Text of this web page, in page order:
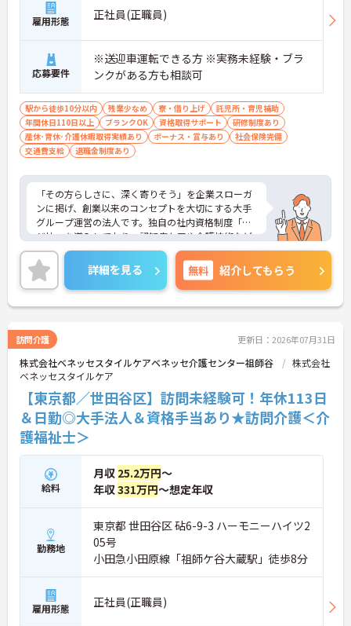
資格制度があり、認定ごとに月給が1万円加算され
ます
・等級や入社年数を問わず年1回の認定機会に挑戦
できる仕組みにより、高いモチベーションを維持し
て成長できます
【夜勤なし・日勤のみの勤務で、勉強やプライベー
トとの両立が可能です】
・デイサービスのため夜勤業務がなく、規則正しい
生活リズムを保ちながら無理なく働けます。また機
能訓練をメインとしており、身体的負担の大きい入
・土日と年末年始が定休日の固定休みとなっている
ため、資格取得に向けた勉強時間やプライベートの
予定も確保しやすい環境です
雇用形態 正社員(正職員)
応募要件
※送迎車運転できる方 ※実務未経験・ブラ
ンクがある方も相談可
駅から徒歩10分以内 残業少なめ 寮・借り上げ
託児所・育児補助
年間休日110日以上
ブランクOK 資格取得サポート
研修制度あり
産休･育休･介護休暇取得実績あり
ボーナス・賞与あり
社会保険完備
交通費支給
退職金制度あり
「その方らしさに、深く寄りそう」を企業スローガ
ンに掲げ、創業以来のコンセプトを大切にする大手
グループ運営の法人です。独自の社内資格制度「マ
ジ神」を導入しており、認知症ケアや介護技術など
4領域での認定ごとに月給が加算される仕組みによ
り、現場での実践力が確かな収入アップに直結しま
す。教育面では、全スタッフを対象とした段階的な
入社研修や、配属後の先輩社員とのダブルシフトに
よる丁寧な実務サポート体制を構築しています。ま
となり、身体的負担の大きい入浴や食事の介助業務
はありません。土日と年末年始が定休日のため予定
が立てやすいほか、前期・後期の特別休暇など独自
の休暇制度も整備されています。大手ならではの安
定した福利厚生のもと、専門職として着実に成長し
ていける環境です。
★おすすめPOINT★
【大手グループの安定した経営基盤のもとで長く働
・全国に多数拠点を展開する規模の大きさと充実し
た福利厚生により、将来を見据えた働き方が可能で
・65歳定年制と75歳までの再雇用制度を設けてお
り、長期的な視点でキャリアを築ける体制が整って
います
【独自の専門資格制度により確かなお給料アップが
期待できます】
・介護技術や医療連携などの4領域を評価する社内
資格制度があり、認定ごとに月給が1万円加算され
詳細を見る 無料 紹介してもらう
訪問介護 更新日：2026年07月31日
株式会社ベネッセスタイルケアベネッセ介護センター祖師谷
株式会社
ベネッセスタイルケア
【東京都／世田谷区】訪問未経験可！年休113日
＆日勤◎大手法人＆資格手当あり★訪問介護＜介
護福祉士＞
給料
月収 25.2万円～
年収331万円～想定年収
勤務地
東京都 世田谷区 砧6-9-3 ハーモニーハイツ2
05号
小田急小田原線「祖師ケ谷大蔵駅」徒歩8分
雇用形態 正社員(正職員)